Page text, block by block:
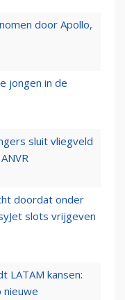
door Apollo,
jongen in de
sluit vliegveld
doordat onder
slots vrijgeven
LATAM kansen:
nieuwe